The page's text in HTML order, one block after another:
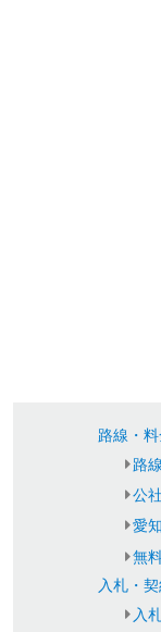
路線・
路
公
愛
無
入札・
入